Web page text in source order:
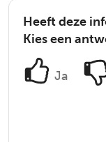
Heeft deze
Kies een
Ja